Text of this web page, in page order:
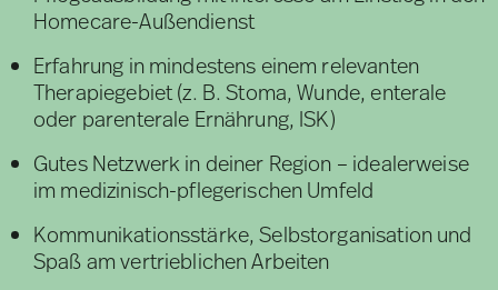
Homecare-Außendienst
Erfahrung in mindestens einem relevanten
Therapiegebiet (z. B. Stoma, Wunde, enterale
oder parenterale Ernährung, ISK)
Gutes Netzwerk in deiner Region – idealerweise
im medizinisch-pflegerischen Umfeld
Kommunikationsstärke, Selbstorganisation und
Spaß am vertrieblichen Arbeiten